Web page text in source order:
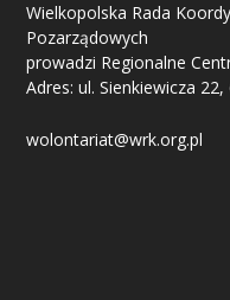
Wielkopolska Rada
Pozarządowych
prowadzi Regionalne
Adres: ul. Sienkiewicza
wolontariat@wrk.org.pl